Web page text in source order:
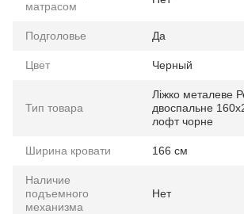
матрасом
Подголовье Да
Цвет Черный
Тип товара
Ліжко металеве
двоспальне
лофт чорне
Ширина кровати 166 см
Наличие
подъемного
механизма
Нет